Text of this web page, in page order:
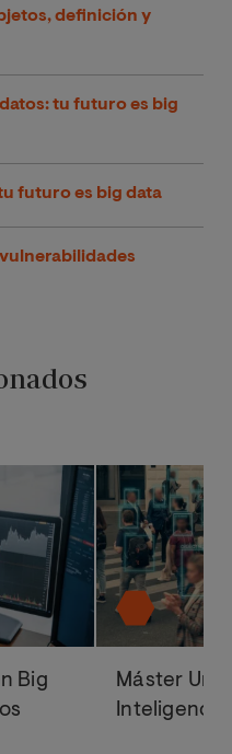
definición y
tu futuro es big
futuro es big data
Big
Máster